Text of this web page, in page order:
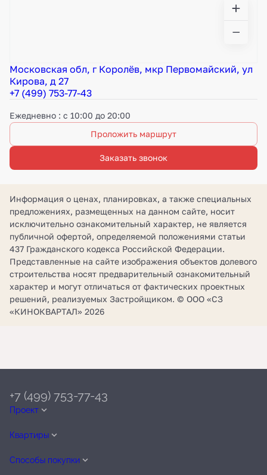
Московская обл, г Королёв, мкр Первомайский, ул
Кирова, д 27
+7 (499) 753-77-43
Ежедневно : с 10:00 до 20:00
Проложить маршрут
Заказать звонок
Информация о ценах, планировках, а также специальных
предложениях, размещенных на данном сайте, носит
исключительно ознакомительный характер, не является
публичной офертой, определяемой положениями статьи
437 Гражданского кодекса Российской Федерации.
Представленные на сайте изображения объектов долевого
строительства носят предварительный ознакомительный
характер и могут отличаться от фактических проектных
решений, реализуемых Застройщиком. © ООО «СЗ
«КИНОКВАРТАЛ» 2026
Проект
Квартиры
Способы покупки
+7 (499) 753-77-43